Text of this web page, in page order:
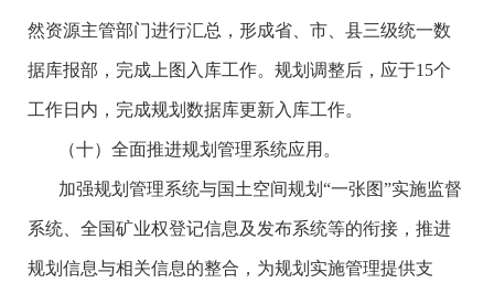
然资源主管部门进行汇总，形成省、市、县三级统一数
据库报部，完成上图入库工作。规划调整后，应于15个
工作日内，完成规划数据库更新入库工作。
（十）全面推进规划管理系统应用。
加强规划管理系统与国土空间规划“一张图”实施监督
系统、全国矿业权登记信息及发布系统等的衔接，推进
规划信息与相关信息的整合，为规划实施管理提供支